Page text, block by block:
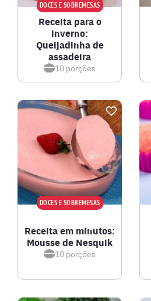
DOCES E SOBREMESAS
Receita para o
inverno:
Queijadinha de
assadeira
10 porções
DOCES E SOBREMESAS
Receita em minutos:
Mousse de Nesquik
10 porções